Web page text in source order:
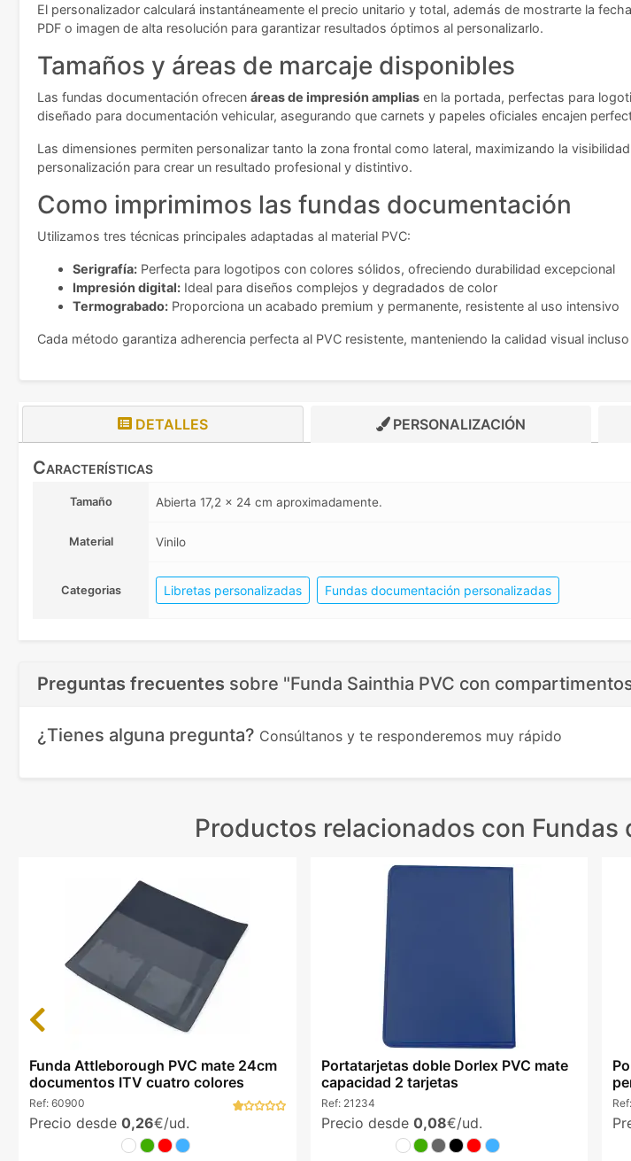
El personalizador calculará instantáneamente el precio unitario y total, además de mostrarte la
PDF o imagen de alta resolución para garantizar resultados óptimos al personalizarlo.
Tamaños y áreas de marcaje disponibles
Las fundas documentación ofrecen áreas de impresión amplias en la portada, perfectas para
diseñado para documentación vehicular, asegurando que carnets y papeles oficiales encajen
Las dimensiones permiten personalizar tanto la zona frontal como lateral, maximizando la
personalización para crear un resultado profesional y distintivo.
Como imprimimos las fundas documentación
Utilizamos tres técnicas principales adaptadas al material PVC:
Serigrafía: Perfecta para logotipos con colores sólidos, ofreciendo durabilidad excepcional
Impresión digital: Ideal para diseños complejos y degradados de color
Termograbado: Proporciona un acabado premium y permanente, resistente al uso intensivo
Cada método garantiza adherencia perfecta al PVC resistente, manteniendo la calidad visual
DETALLES PERSONALIZACIÓN
Características
Tamaño Abierta 17,2 x 24 cm aproximadamente.
Material Vinilo
Categorias Libretas personalizadas Fundas documentación personalizadas
Preguntas frecuentes sobre "Funda Sainthia PVC con
¿Tienes alguna pregunta? Consúltanos y te responderemos muy rápido
Productos relacionados con Fundas
Funda Attleborough PVC mate 24cm
documentos ITV cuatro colores
Ref: 60900
Precio desde 0,26€/ud.
Portatarjetas doble Dorlex PVC mate
capacidad 2 tarjetas
Ref: 21234
Precio desde 0,08€/ud.
Ref:
Previous